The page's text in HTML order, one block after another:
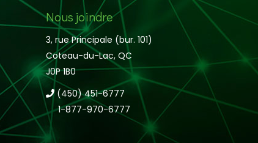
Nous joindre
3, rue Principale (bur. 101)
Coteau-du-Lac, QC
J0P 1B0
(450) 451-6777
1-877-970-6777